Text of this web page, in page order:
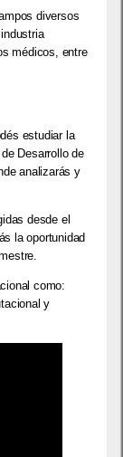
diversos
médicos, entre
estudiar la
Desarrollo de
analizarás y
desde el
la oportunidad
como:
y